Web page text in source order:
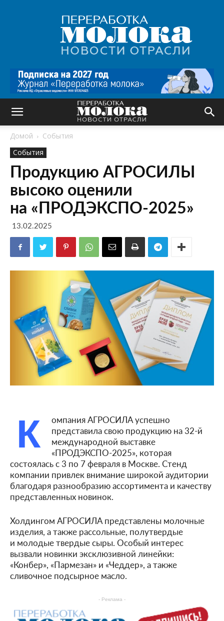
Переработка
молока
|
Новости
Домой
События
События
Продукцию АГРОСИЛЫ
высоко оценили
на «ПРОДЭКСПО-2025»
13.02.2025
К
омпания АГРОСИЛА успешно
представила свою продукцию на 32-й
международной выставке
«ПРОДЭКСПО-2025», которая
состоялась с 3 по 7 февраля в Москве. Стенд
компании привлек внимание широкой аудитории
благодаря разнообразию ассортимента и качеству
представленных новинок.
Холдингом АГРОСИЛА представлены молочные
изделия, а также рассольные, полутвердые
и молодые твердые сыры. Особый интерес
вызвали новинки эксклюзивной линейки:
«Конбер», «Пармезан» и «Чеддер», а также
сливочное подсырное масло.
- Реклама -